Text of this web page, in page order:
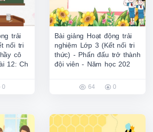
trải
nối tri
cô
12: Ch
0
Bài giảng Hoạt động trải
nghiệm Lớp 3 (Kết nối tri
thức) - Phấn đấu trở thành
đội viên - Năm học 202
64 0